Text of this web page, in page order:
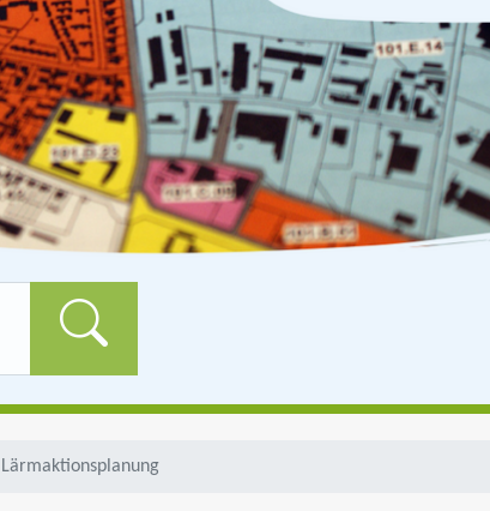
Formularschaltfläche
Lärmaktionsplanung